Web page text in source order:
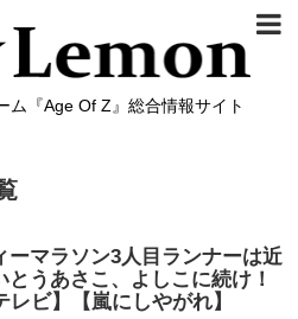
ム『Age Of Z』総合情報サイト
ーマラソン3人目ランナーは近
とうあさこ、よしこに続け！
レビ】【嵐にしやがれ】